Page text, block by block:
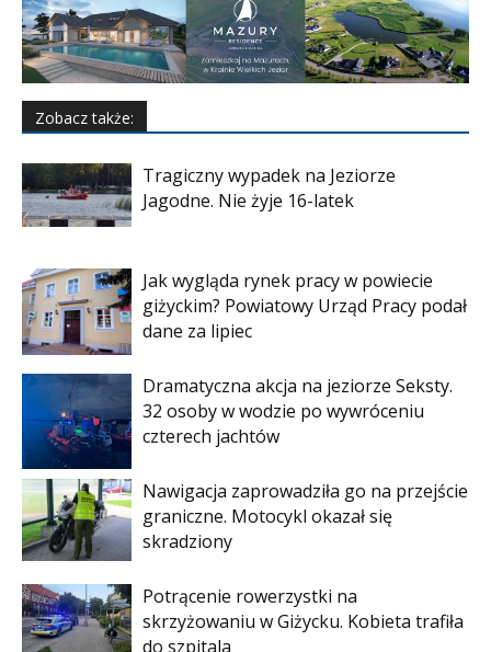
Zobacz także:
Tragiczny wypadek na Jeziorze
Jagodne. Nie żyje 16-latek
Jak wygląda rynek pracy w powiecie
giżyckim? Powiatowy Urząd Pracy podał
dane za lipiec
Dramatyczna akcja na jeziorze Seksty.
32 osoby w wodzie po wywróceniu
czterech jachtów
Nawigacja zaprowadziła go na przejście
graniczne. Motocykl okazał się
skradziony
Potrącenie rowerzystki na
skrzyżowaniu w Giżycku. Kobieta trafiła
do szpitala